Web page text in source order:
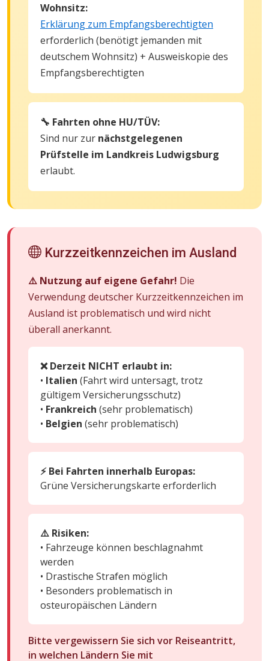
Wohnsitz:
Erklärung zum Empfangsberechtigten
erforderlich (benötigt jemanden mit
deutschem Wohnsitz) + Ausweiskopie des
Empfangsberechtigten
🔧 Fahrten ohne HU/TÜV:
Sind nur zur nächstgelegenen
Prüfstelle im Landkreis Ludwigsburg
erlaubt.
Kurzzeitkennzeichen im Ausland
⚠️ Nutzung auf eigene Gefahr! Die
Verwendung deutscher Kurzzeitkennzeichen im
Ausland ist problematisch und wird nicht
überall anerkannt.
❌ Derzeit NICHT erlaubt in:
• Italien (Fahrt wird untersagt, trotz
gültigem Versicherungsschutz)
• Frankreich (sehr problematisch)
• Belgien (sehr problematisch)
⚡ Bei Fahrten innerhalb Europas:
Grüne Versicherungskarte erforderlich
⚠️ Risiken:
• Fahrzeuge können beschlagnahmt
werden
• Drastische Strafen möglich
• Besonders problematisch in
osteuropäischen Ländern
Bitte vergewissern Sie sich vor Reiseantritt,
in welchen Ländern Sie mit